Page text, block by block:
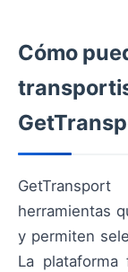
Cómo
herramientas
y permiten
La